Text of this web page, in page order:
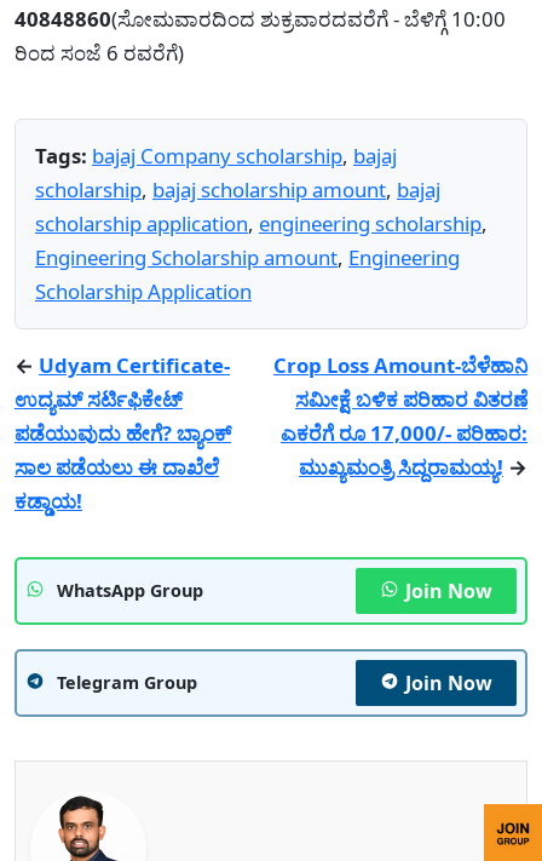
40848860(ಸೋಮವಾರದಿಂದ ಶುಕ್ರವಾರದವರೆಗೆ - ಬೆಳಿಗ್ಗೆ 10:00
ರಿಂದ ಸಂಜೆ 6 ರವರೆಗೆ)
Tags: bajaj Company scholarship, bajaj
scholarship, bajaj scholarship amount, bajaj
scholarship application, engineering scholarship,
Engineering Scholarship amount, Engineering
Scholarship Application
← Udyam Certificate-
ಉದ್ಯಮ್ ಸರ್ಟಿಫಿಕೇಟ್
ಪಡೆಯುವುದು ಹೇಗೆ? ಬ್ಯಾಂಕ್
ಸಾಲ ಪಡೆಯಲು ಈ ದಾಖೆಲೆ
ಕಡ್ಡಾಯ!
Crop Loss Amount-ಬೆಳೆಹಾನಿ
ಸಮೀಕ್ಷೆ ಬಳಿಕ ಪರಿಹಾರ ವಿತರಣೆ
ಎಕರೆಗೆ ರೂ 17,000/- ಪರಿಹಾರ:
ಮುಖ್ಯಮಂತ್ರಿ ಸಿದ್ದರಾಮಯ್ಯ! →
WhatsApp Group Join Now
Telegram Group Join Now